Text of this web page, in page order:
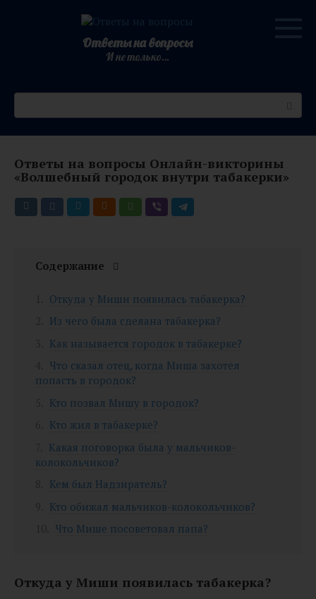
Ответы на вопросы
И не только…
Ответы на вопросы Онлайн-викторины
«Волшебный городок внутри табакерки»
Содержание
Откуда у Миши появилась табакерка?
Из чего была сделана табакерка?
Как называется городок в табакерке?
Что сказал отец, когда Миша захотел
попасть в городок?
Кто позвал Мишу в городок?
Кто жил в табакерке?
Какая поговорка была у мальчиков-
колокольчиков?
Кем был Надзиратель?
Кто обижал мальчиков-колокольчиков?
Что Мише посоветовал папа?
Откуда у Миши появилась табакерка?